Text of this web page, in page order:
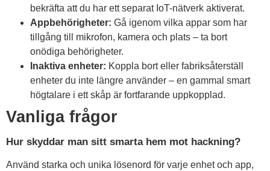
bekräfta att du har ett separat IoT-nätverk aktiverat.
Appbehörigheter: Gå igenom vilka appar som har
tillgång till mikrofon, kamera och plats – ta bort
onödiga behörigheter.
Inaktiva enheter: Koppla bort eller fabriksåterställ
enheter du inte längre använder – en gammal smart
högtalare i ett skåp är fortfarande uppkopplad.
Vanliga frågor
Hur skyddar man sitt smarta hem mot hackning?
Använd starka och unika lösenord för varje enhet och app,